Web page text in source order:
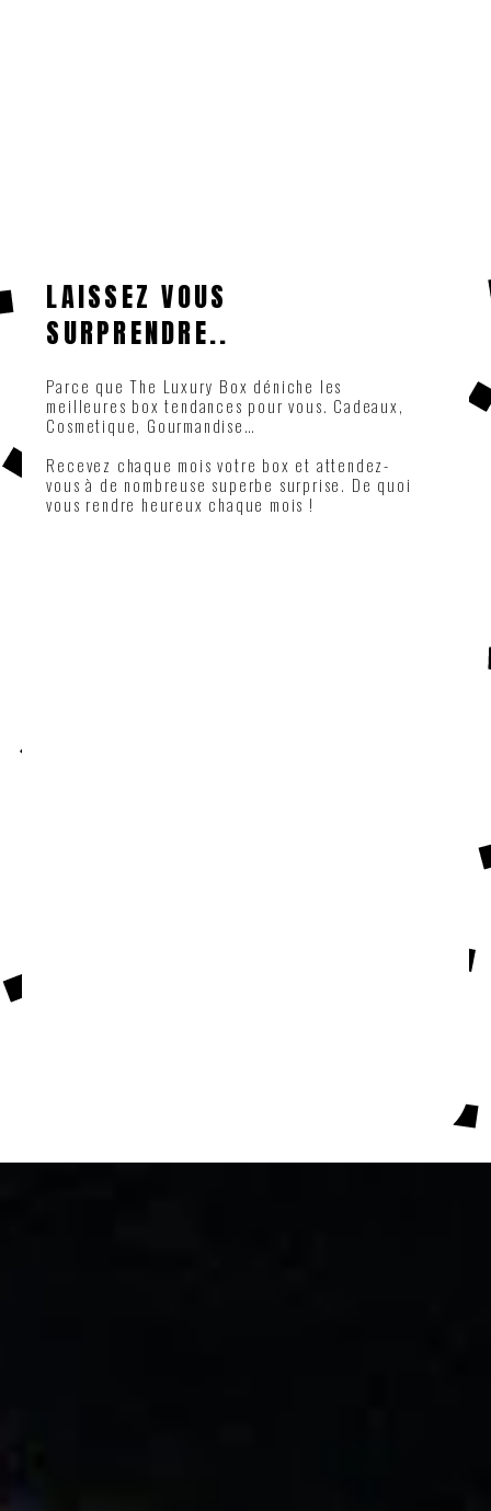
LAISSEZ VOUS
SURPRENDRE..
Parce que The Luxury Box déniche les
meilleures box tendances pour vous. Cadeaux,
Cosmetique, Gourmandise…
Recevez chaque mois votre box et attendez-
vous à de nombreuse superbe surprise. De quoi
vous rendre heureux chaque mois !